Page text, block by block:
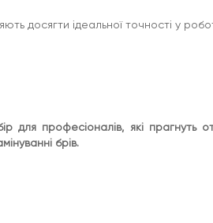
досягти ідеальної точності у
для професіоналів, які прагнуть
брів.